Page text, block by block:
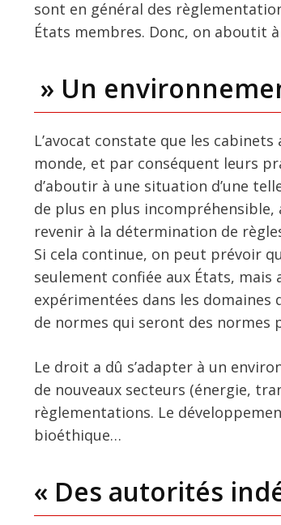
sont en général des
États membres. Donc, on aboutit
» Un
L’avocat constate que les
monde, et par conséquent leurs
d’aboutir à une situation d’une
de plus en plus
revenir à la détermination de
Si cela continue, on peut prévoir
seulement confiée aux États,
expérimentées dans les
de normes qui seront des
Le droit a dû s’adapter à un
de nouveaux secteurs (énergie,
règlementations. Le
bioéthique…
« Des autorités